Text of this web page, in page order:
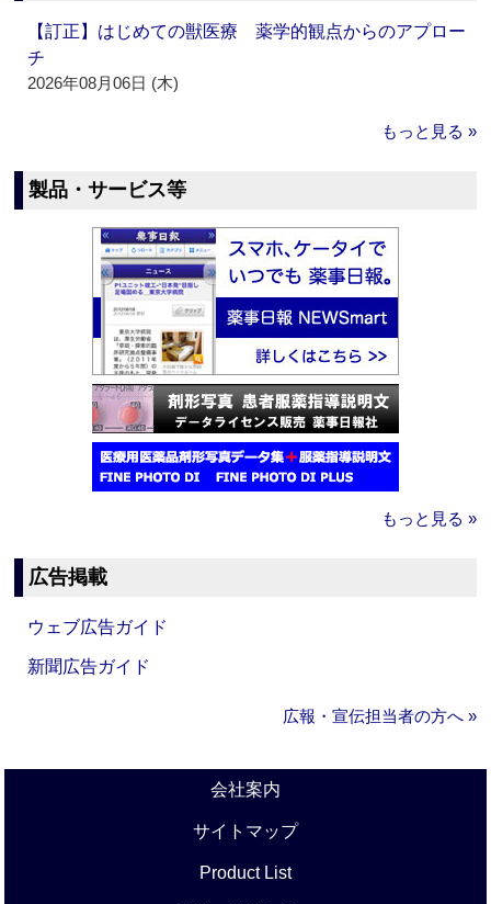
【訂正】はじめての獣医療 薬学的観点からのアプロー
チ
2026年08月06日 (木)
もっと見る »
製品・サービス等
もっと見る »
広告掲載
ウェブ広告ガイド
新聞広告ガイド
広報・宣伝担当者の方へ »
会社案内
サイトマップ
Product List